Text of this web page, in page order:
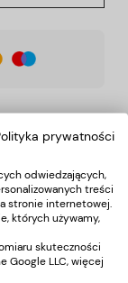
prywatności
odwiedzających,
treści
stronie internetowej.
których używamy,
skuteczności
Google LLC, więcej